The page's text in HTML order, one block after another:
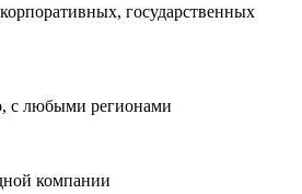
государственных
с любыми регионами
компании